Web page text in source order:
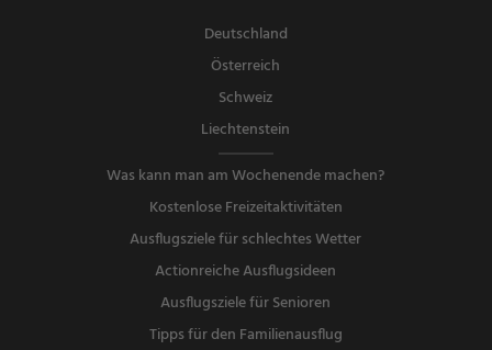
Deutschland
Österreich
Schweiz
Liechtenstein
Was kann man am Wochenende machen?
Kostenlose Freizeitaktivitäten
Ausflugsziele für schlechtes Wetter
Actionreiche Ausflugsideen
Ausflugsziele für Senioren
Tipps für den Familienausflug